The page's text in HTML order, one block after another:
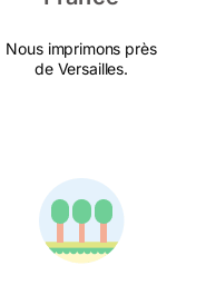
Nous imprimons près
de Versailles.